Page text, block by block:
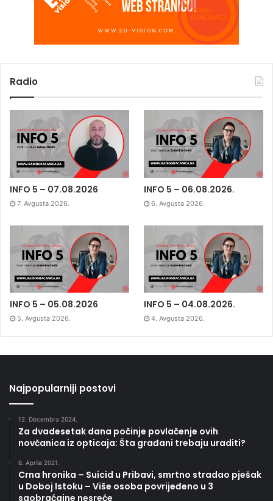
Radio
INFO 5 – 07.08.2026
7. Avgusta 2026.
INFO 5 – 06.08.2026.
6. Avgusta 2026.
INFO 5 – 05.08.2026
5. Avgusta 2026.
INFO 5 – 04.08.2026.
4. Avgusta 2026.
Najpopularniji postovi
12. Decembra 2024.
Za dvadesetak dana počinje povlačenje ovih
novčanica iz opticaja: Šta građani trebaju uraditi?
6. Aprila 2021.
Crna hronika – Suicid u Pribavi, smrtno stradao pješak
u Doboj Istoku – Više osoba povrijeđeno u 3
saobraćajne nesreće